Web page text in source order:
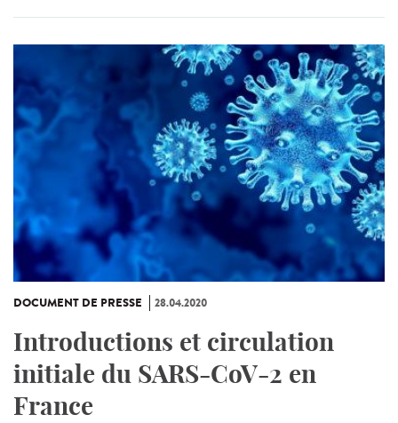
DOCUMENT DE PRESSE 28.04.2020
Introductions et circulation
initiale du SARS-CoV-2 en
France